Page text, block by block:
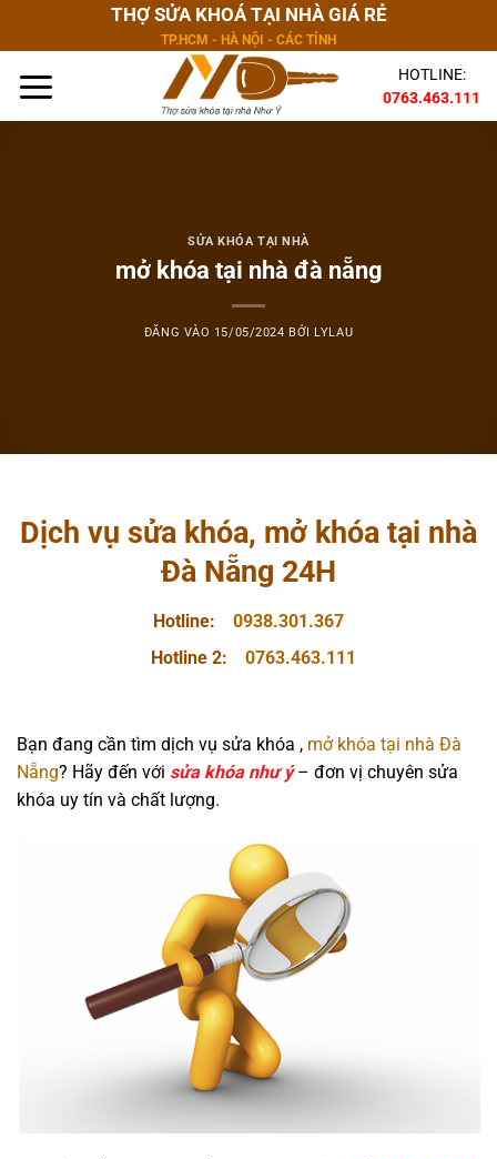
dung
THỢ SỬA KHOÁ TẠI NHÀ GIÁ RẺ
TP.HCM - HÀ NỘI - CÁC TỈNH
HOTLINE:
0763.463.111
SỬA KHÓA TẠI NHÀ
mở khóa tại nhà đà nẵng
ĐĂNG VÀO 15/05/2024 BỞI LYLAU
Dịch vụ sửa khóa, mở khóa tại nhà
Đà Nẵng 24H
Hotline:
0938.301.367
Hotline 2:
0763.463.111
Bạn đang cần tìm dịch vụ sửa khóa , mở khóa tại nhà Đà
Nẵng? Hãy đến với sửa khóa như ý– đơn vị chuyên sửa
khóa uy tín và chất lượng.